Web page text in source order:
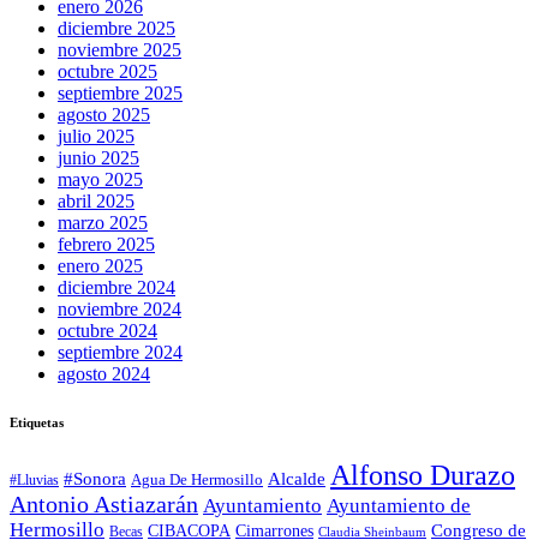
enero 2026
diciembre 2025
noviembre 2025
octubre 2025
septiembre 2025
agosto 2025
julio 2025
junio 2025
mayo 2025
abril 2025
marzo 2025
febrero 2025
enero 2025
diciembre 2024
noviembre 2024
octubre 2024
septiembre 2024
agosto 2024
Etiquetas
#Lluvias #Sonora Agua De Hermosillo Alcalde Alfonso Durazo
Antonio Astiazarán Ayuntamiento Ayuntamiento de
Hermosillo Becas CIBACOPA Cimarrones Claudia Sheinbaum Congreso de